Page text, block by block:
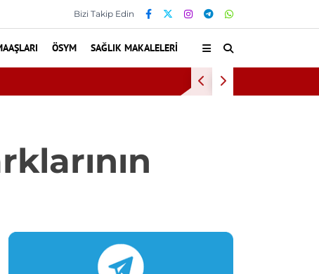
Bizi Takip Edin
ÖSYM SAĞLIK MAKALELERI
11 Sürekli İşçi Alımı Duyuruldu